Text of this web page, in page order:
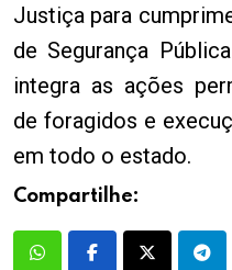
Justiça para
de Segurança
integra as ações
de foragidos e
em todo o estado.
Compartilhe: